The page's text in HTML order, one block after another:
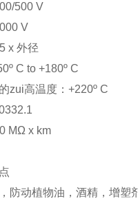
500 V
V
x 外径
C to +180º C
高温度：+220º C
MΩ x km
动植物油，酒精，增塑